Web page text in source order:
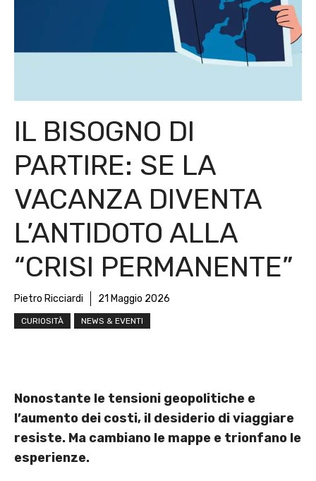
IL BISOGNO DI
PARTIRE: SE LA
VACANZA DIVENTA
L’ANTIDOTO ALLA
“CRISI PERMANENTE”
Pietro Ricciardi 21 Maggio 2026
CURIOSITÀ NEWS & EVENTI
Nonostante le tensioni geopolitiche e
l’aumento dei costi, il desiderio di viaggiare
resiste. Ma cambiano le mappe e trionfano le
esperienze.